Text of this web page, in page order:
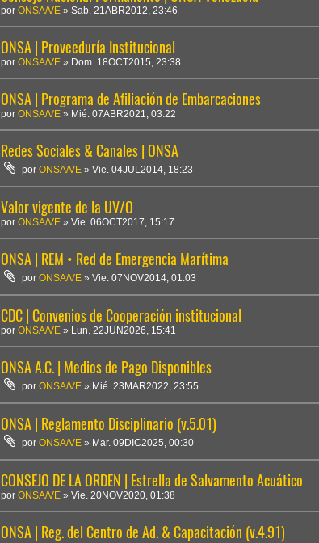
por ONSA/VE » Sab. 21ABR2012, 23:46
ONSA | Proveeduría Institucional
por ONSA/VE » Dom. 18OCT2015, 23:38
ONSA | Programa de Afiliación de Embarcaciones
por ONSA/VE » Mié. 07ABR2021, 03:22
Redes Sociales & Canales | ONSA
porONSA/VE »Vie. 04JUL2014, 18:23
Valor vigente de la UV/O
por ONSA/VE » Vie. 06OCT2017, 15:17
ONSA | REM • Red de Emergencia Marítima
porONSA/VE »Vie. 07NOV2014, 01:03
CDC | Convenios de Cooperación institucional
por ONSA/VE » Lun. 22JUN2026, 15:41
ONSA A.C. | Medios de Pago Disponibles
porONSA/VE » Mié. 23MAR2022, 23:55
ONSA | Reglamento Disciplinario (v.5.01)
porONSA/VE » Mar. 09DIC2025, 00:30
CONSEJO DE LA ORDEN | Estrella de Salvamento Acuático
por ONSA/VE » Vie. 20NOV2020, 01:38
ONSA | Reg. del Centro de Ad. & Capacitación (v.4.91)